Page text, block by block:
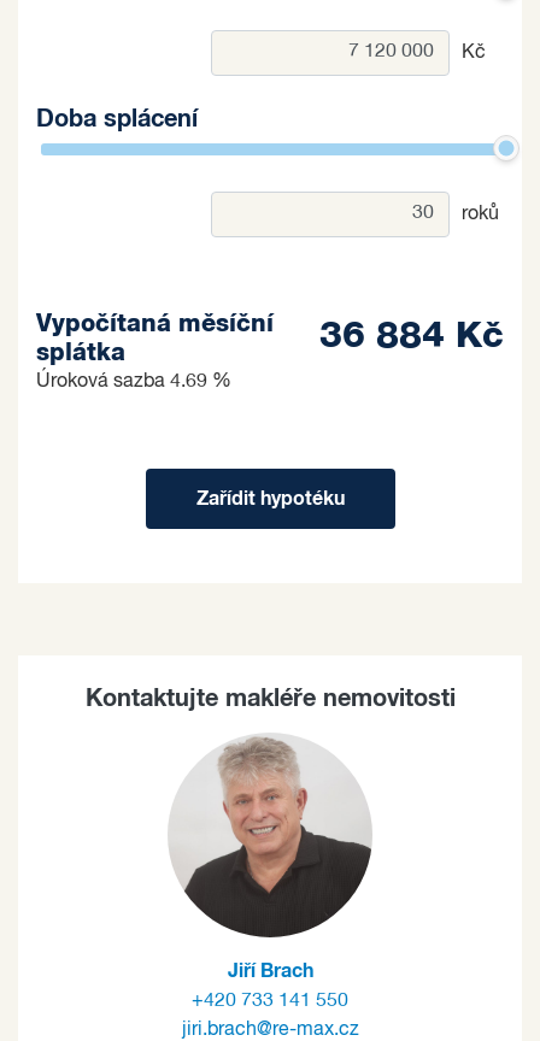
Kč
Doba splácení
roků
Vypočítaná měsíční
splátka
Úroková sazba 4.69 %
36 884 Kč
Zařídit hypotéku
Kontaktujte makléře nemovitosti
Jiří Brach
+420 733 141 550
jiri.brach@re-max.cz